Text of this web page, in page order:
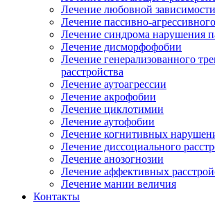
Лечение любовной зависимости
Лечение пассивно-
Лечение синдрома нарушения
Лечение дисморфофобии
Лечение генерализованного
расстройства
Лечение аутоагрессии
Лечение акрофобии
Лечение циклотимии
Лечение аутофобии
Лечение когнитивных
Лечение диссоциального
Лечение анозогнозии
Лечение аффективных
Лечение мании величия
Контакты